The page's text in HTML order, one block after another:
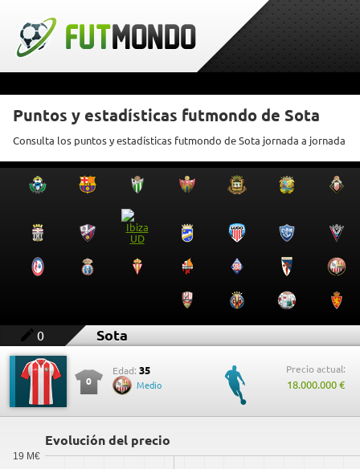
Puntos y estadísticas futmondo de Sota
Consulta los puntos y estadísticas futmondo de Sota jornada a jornada
0 Sota
0
Edad: 35
Medio
Precio actual:
18.000.000 €
Evolución del precio
19 M€